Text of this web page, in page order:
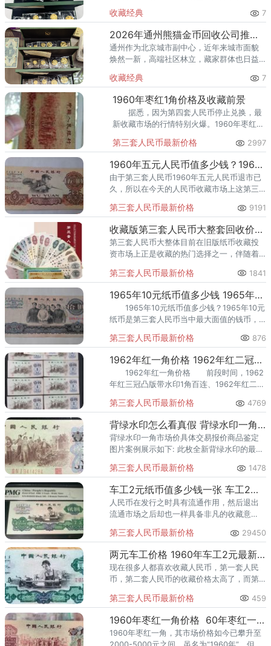
量也在稳步增长。然而，不少顺义藏家在考
虑出手熊猫金币时，总会遇到一
收藏经典 7
2026年通州熊猫金币回收公司推荐 通州出手熊猫金币藏家该选哪家？
通州作为北京城市副中心，近年来城市面貌
焕然一新，高端社区林立，藏家群体也日益
爱琴海购物公园，从行政办公区到运河商务
区，关注钱币收藏的人越来越多
收藏经典 7
1960年枣红1角价格及收藏前景
据悉，因为第四套人民币停止兑换，最
新收藏市场的行情特别火爆。1960年枣红1
格表
第三套人民币最新价格 2997
1960年五元人民币值多少钱？1960年五元人民币值得收藏吗？
由于第三套人民币1960年五元人民币退市已
久，所以在今天的人民币收藏市场上这第三
注。
第三套人民币最新价格 9191
收藏版第三套人民币大整套回收价格是多少钱？附回收价格表
第三套人民币大整体目前在旧版纸币收藏投
资市场上正是收藏的热门选择之一，伴随着
第三套人民币大整套行情方面的信息越来越
受到关注。那么，你知道收藏版
第三套人民币最新价格 1841
1965年10元纸币值多少钱 1965年10元纸币相关介绍
1965年10元纸币值多少钱？1965年10元
纸币是第三套人民币当中最大面值的钱币，
上也有了自己的行情以及价格了，但是由于
当时的发行量大，
第三套人民币最新价格 876
1962年红一角价格 1962年红二冠凸1角价格
1962年红一角价格 前段时间，1962
年红三冠凸版带水印1角百连、1962年红二冠
26500元。
第三套人民币最新价格 4769
背绿水印怎么看真假 背绿水印一角市场价
背绿水印一角市场价具体交易报价商品鉴定
图片案例展示如下: 此枚全新背绿水印的最新
右。
第三套人民币最新价格 1478
车工2元纸币值多少钱一张 车工2元最新价格
人民币在发行之时具有流通作用，然后退出
流通市场之后却也一样具备非凡的收藏意
第三套人民币最新价格 29450
两元车工价格 1960年车工2元最新价格
现在很多人都喜欢收藏人民币，第一套人民
币，第二套人民币的收藏价格太高了，而第
人把目光投向了第三套人民币，因为这套人
民币比较适合当前的收藏投资，
第三套人民币最新价格 459
1960年枣红一角价格 60年枣红一角拍卖价格
1960年枣红一角，其市场价格如今已攀升至